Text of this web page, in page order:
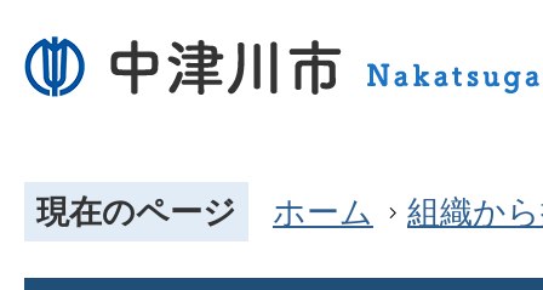
現在のページ ホーム 組織か